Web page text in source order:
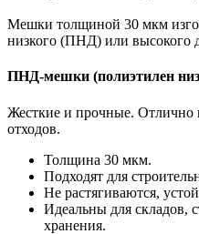
Мешки толщиной 30 мкм
низкого (ПНД) или высокого
ПНД-мешки (полиэтилен
Жесткие и прочные. Отлично
отходов.
Толщина 30 мкм.
Подходят для
Не растягиваются,
Идеальны для складов,
хранения.